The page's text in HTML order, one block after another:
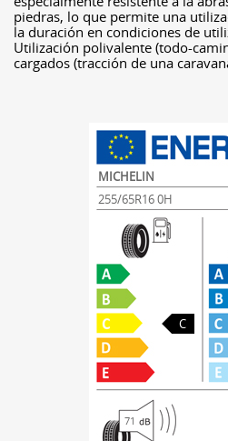
piedras, lo que permite una
la duración en condiciones de
Utilización polivalente (todo-
cargados (tracción de una
MICHELIN
255/65R16 0H
C
71